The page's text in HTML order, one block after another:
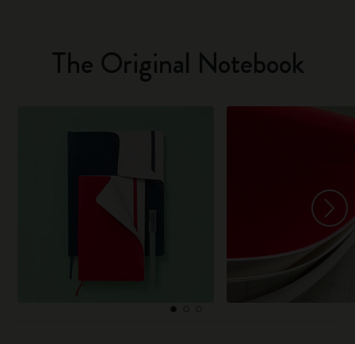
The Original Notebook